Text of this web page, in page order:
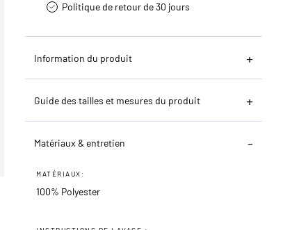
Politique de retour de 30 jours
Information du produit
Guide des tailles et mesures du produit
Matériaux & entretien
MATÉRIAUX:
100% Polyester